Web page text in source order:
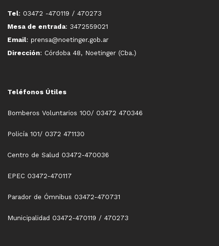
Tel: 03472 -470119 / 470273
Mesa de entrada: 3472559021
Email: prensa@noetinger.gob.ar
Dirección: Córdoba 48, Noetinger (Cba.)
Teléfonos Útiles
Bomberos Voluntarios 100/ 03472 470346
Policía 101/ 0372 471130
Centro de Salud 03472-470036
EPEC 03472-470117
Parador de Ómnibus 03472-470731
Municipalidad 03472-470119 / 470273